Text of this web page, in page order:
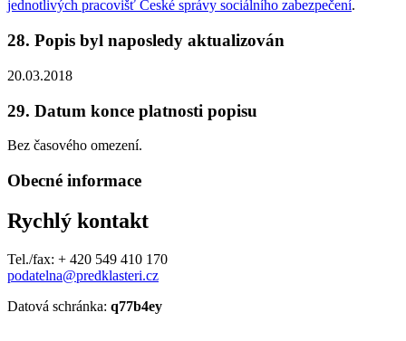
jednotlivých pracovišť České správy sociálního zabezpečení.
28. Popis byl naposledy aktualizován
20.03.2018
29. Datum konce platnosti popisu
Bez časového omezení.
Obecné informace
Rychlý kontakt
Tel./fax: + 420 549 410 170
podatelna@predklasteri.cz
Datová schránka: q77b4ey